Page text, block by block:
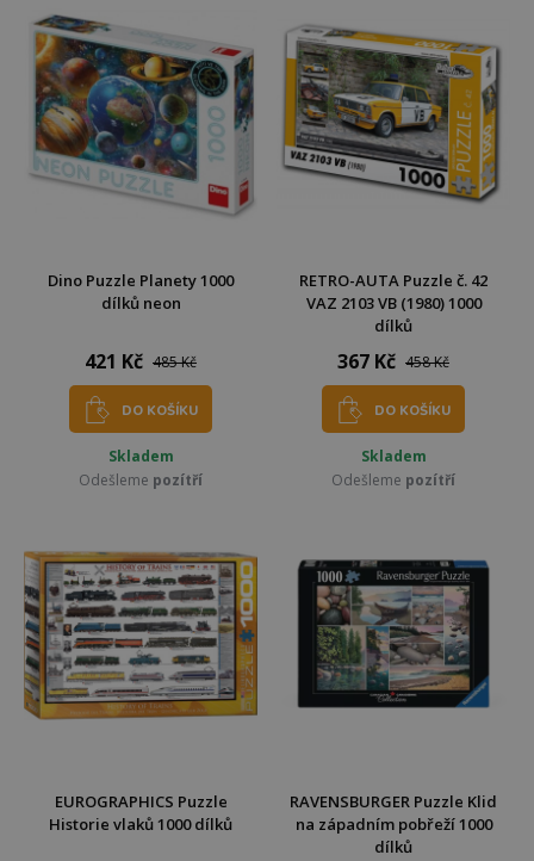
Dino Puzzle Planety 1000
dílků neon
421 Kč 485 Kč
DO KOŠÍKU
Skladem
Odešleme pozítří
RETRO-AUTA Puzzle č. 42
VAZ 2103 VB (1980) 1000
dílků
367 Kč 458 Kč
DO KOŠÍKU
Skladem
Odešleme pozítří
EUROGRAPHICS Puzzle
Historie vlaků 1000 dílků
RAVENSBURGER Puzzle Klid
na západním pobřeží 1000
dílků